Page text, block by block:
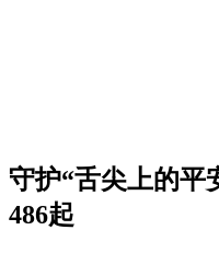
守护“舌尖上的平
486起